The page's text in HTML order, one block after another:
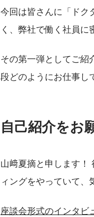
今回は皆さんに「ドク
く、弊社で働く社員に
その第一弾としてご紹
段どのようにお仕事し
自己紹介をお
山﨑夏摘と申します！
ィングをやっていて、
座談会形式のインタビ